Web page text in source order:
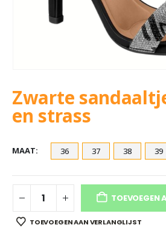
Zwarte
en strass
MAAT 36 37 38 39
TOEVOEGEN
TOEVOEGEN AAN VERLANGLIJST